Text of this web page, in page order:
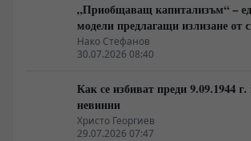
„Приобщаващ капитализъм“ –
модели предлагащи излизане от
неолиберализма
Нако Стефанов
30.07.2026 08:40
Как се избиват преди 9.09.1944
невинни
Христо Георгиев
29.07.2026 07:47